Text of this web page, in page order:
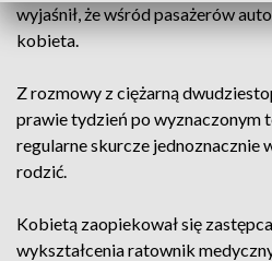
wyjaśnił, że wśród pasażerów
kobieta.
Z rozmowy z ciężarną
prawie tydzień po wyznaczonym
regularne skurcze jednoznacznie
rodzić.
Kobietą zaopiekował się
wykształcenia ratownik